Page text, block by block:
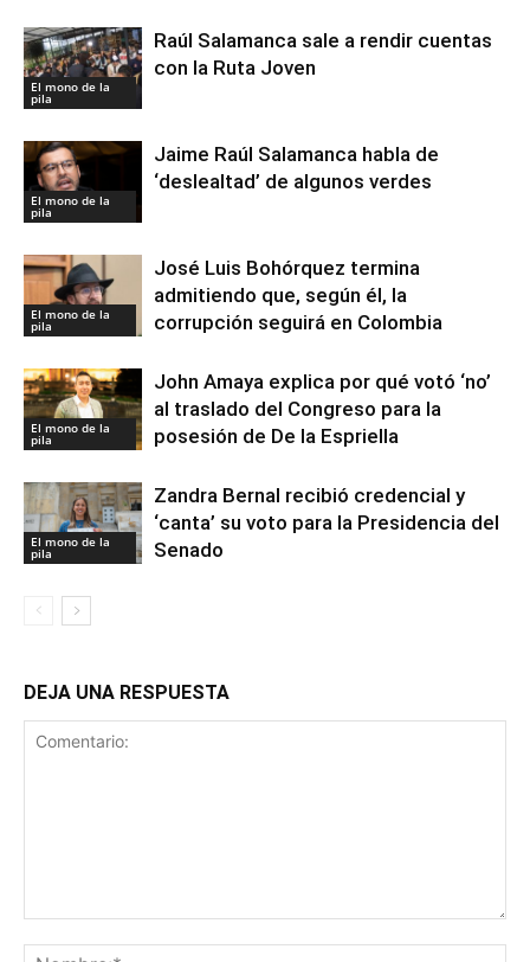
El mono de la
pila
Raúl Salamanca sale a rendir cuentas
con la Ruta Joven
El mono de la
pila
Jaime Raúl Salamanca habla de
‘deslealtad’ de algunos verdes
El mono de la
pila
José Luis Bohórquez termina
admitiendo que, según él, la
corrupción seguirá en Colombia
El mono de la
pila
John Amaya explica por qué votó ‘no’
al traslado del Congreso para la
posesión de De la Espriella
El mono de la
pila
Zandra Bernal recibió credencial y
‘canta’ su voto para la Presidencia del
Senado
DEJA UNA RESPUESTA